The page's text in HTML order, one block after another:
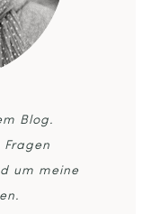
Blog.
um meine